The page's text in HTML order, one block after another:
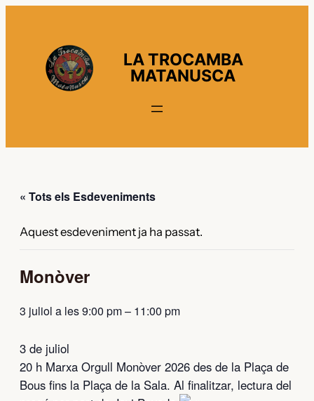
LA TROCAMBA
MATANUSCA
« Tots els Esdeveniments
Aquest esdeveniment ja ha passat.
Monòver
3 juliol a les 9:00 pm– 11:00 pm
3 de juliol
20 h Marxa Orgull Monòver 2026 des de la Plaça de
Bous fins la Plaça de la Sala. Al finalitzar, lectura del